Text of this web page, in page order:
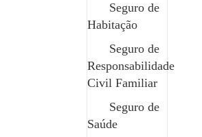
Seguro de
Habitação
Seguro de
Responsabilidade
Civil Familiar
Seguro de
Saúde
falasse, ele pediria
no carro numa manhã normal. A
ligar a ignição, fazer o caminho